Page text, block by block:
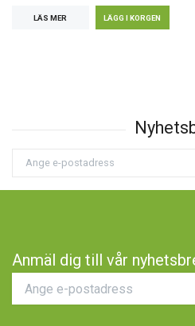
LÄS MER
Anmäl dig till vår